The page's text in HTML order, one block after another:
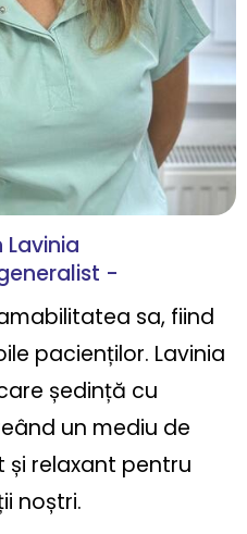
-
sa, fiind
pacienților. Lavinia
ședință cu
un mediu de
relaxant pentru
noștri.